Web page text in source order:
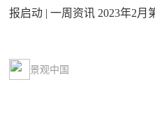
报启动 | 一周资讯 2023年2月
景观中国